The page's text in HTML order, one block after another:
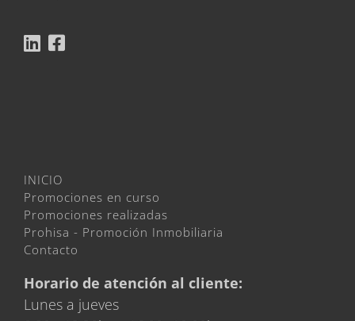
INICIO
Promociones en curso
Promociones realizadas
Prohisa - Promoción Inmobiliaria
Contacto
Horario de atención al cliente:
Lunes a jueves